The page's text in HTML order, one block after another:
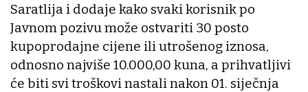
Saratlija i dodaje kako svaki korisnik po
Javnom pozivu može ostvariti 30 posto
kupoprodajne cijene ili utrošenog iznosa,
odnosno najviše 10.000,00 kuna, a prihvatljivi
će biti svi troškovi nastali nakon 01. siječnja